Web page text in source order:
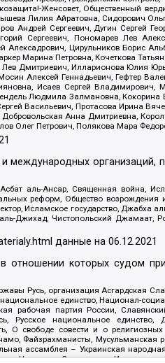
Женсовет, Общественный
Лилия Айратовна, Сидорович
Сергеевич, Дугин Сергей
Сергеевич, Пономарев Лев
Цирульников Борис
Марина Петровна, Кочеткова
Дмитриевич, Илларионова Юлия
Алексей Геннадьевич, Гефтер
Исаев Сергей
Людмила Залмановна,
Васильевич, Протасова Ирина
Анна Дмитриевна,
Олег Петрович, Полякова Мара
организаций,
аль-Ансар, Священная война,
реформ, Общество
Исламское государство,
Джихад, Чистопольский Джамаат,
данные на06.12.2021
которых судом
Русь, организация
единство, Национал-
рабочая партия России,
национальное единство,
свободе совести и о
Файзрахманисты,
ассамблея – Украинская
Народная Социальная